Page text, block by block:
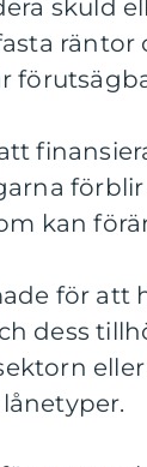
skuld
kan
för att
dess